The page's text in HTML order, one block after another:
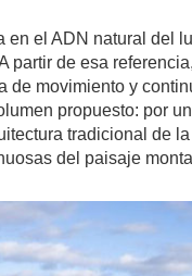
en el ADN natural del
partir de esa
de movimiento y
propuesto: por
tradicional de
del paisaje